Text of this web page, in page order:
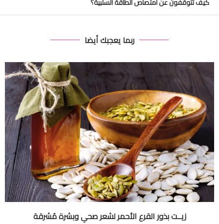
ربما يعجبك أيضا
زيــت بذور القرع الأحمر لشعر صحي وبشرة مُشرقة